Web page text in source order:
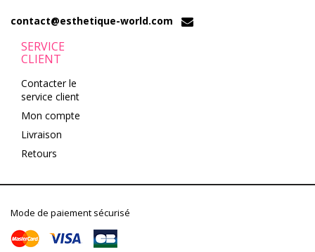
contact@esthetique-world.com
SERVICE
CLIENT
Contacter le
service client
Mon compte
Livraison
Retours
Mode de paiement sécurisé